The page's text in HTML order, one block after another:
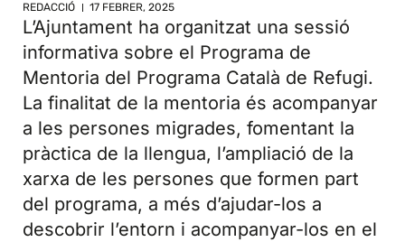
REDACCIÓ 17 FEBRER, 2025
L’Ajuntament ha organitzat una sessió
informativa sobre el Programa de
Mentoria del Programa Català de Refugi.
La finalitat de la mentoria és acompanyar
a les persones migrades, fomentant la
pràctica de la llengua, l’ampliació de la
xarxa de les persones que formen part
del programa, a més d’ajudar-los a
descobrir l’entorn i acompanyar-los en el